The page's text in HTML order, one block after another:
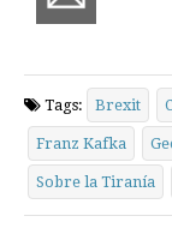
Tags: Brexit
Franz Kafka
Sobre la Tiranía